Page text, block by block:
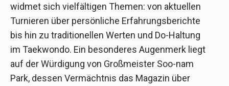
widmet sich vielfältigen Themen: von aktuellen
Turnieren über persönliche Erfahrungsberichte
bis hin zu traditionellen Werten und Do-Haltung
im Taekwondo. Ein besonderes Augenmerk liegt
auf der Würdigung von Großmeister Soo-nam
Park, dessen Vermächtnis das Magazin über